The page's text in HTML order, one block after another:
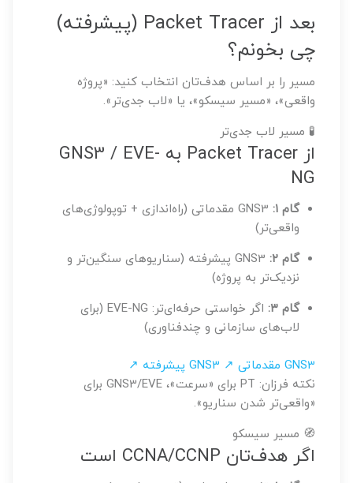
بعد از Packet Tracer (پیشرفته)
چی بخونم؟
مسیر را بر اساس هدف‌تان انتخاب کنید: «پروژه
واقعی»، «مسیر سیسکو»، یا «لاب جدی‌تر».
🧪 مسیر لاب جدی‌تر
از Packet Tracer به GNS3 / EVE-
NG
گام ۱:
GNS3 مقدماتی (راه‌اندازی + توپولوژی‌های
واقعی‌تر)
گام ۲:
GNS3 پیشرفته (سناریوهای سنگین‌تر و
نزدیک‌تر به پروژه)
گام ۳:
اگر خواستی حرفه‌ای‌تر: EVE-NG (برای
لاب‌های سازمانی و چندفناوری)
GNS3 مقدماتی ↗
GNS3 پیشرفته ↗
نکته فرزان: PT برای «سرعت»، GNS3/EVE برای
«واقعی‌تر شدن سناریو».
🧭 مسیر سیسکو
اگر هدف‌تان CCNA/CCNP است